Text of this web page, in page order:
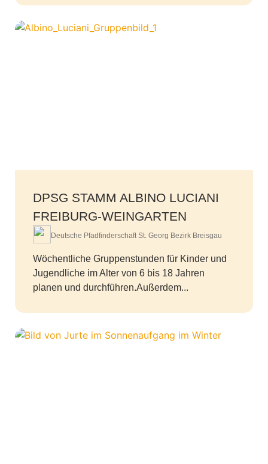
DPSG STAMM ALBINO LUCIANI
FREIBURG-WEINGARTEN
Deutsche Pfadfinderschaft St. Georg Bezirk Breisgau
Wöchentliche Gruppenstunden für Kinder und
Jugendliche im Alter von 6 bis 18 Jahren
planen und durchführen.Außerdem...